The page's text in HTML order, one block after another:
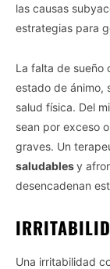
las causas
estrategias para
La falta de sueño
estado de ánimo,
salud física. Del
sean por exceso
graves. Un
saludablesy
desencadenan
Una irritabilidad